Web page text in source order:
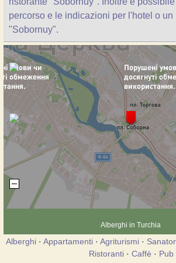
percorso e le indicazioni per l'hotel o un
"Sobornuy".
Alberghi in Turchia
Alberghi· Appartamenti· Agriturismi·
Ristoranti· Caffè · Pub